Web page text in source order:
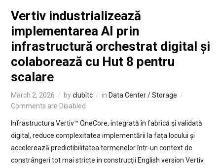
Vertiv industrializează
implementarea AI prin
infrastructură orchestratӑ digital și
colaborează cu Hut 8 pentru
scalare
March 2, 2026 byclubitc in Data Center / Storage
Comments are Disabled
Infrastructura Vertiv™ OneCore, integrată în fabrică și validată
digital, reduce complexitatea implementării la fața locului și
accelerează predictibilitatea termenelor într-un context de
constrângeri tot mai stricte în construcții English version Vertiv